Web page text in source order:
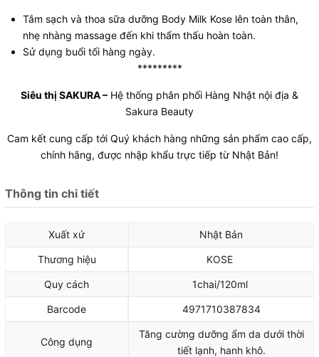
Tắm sạch và thoa sữa dưỡng Body Milk Kose lên toàn thân,
nhẹ nhàng massage đến khi thẩm thấu hoàn toàn.
Sử dụng buổi tối hàng ngày.
*********
Siêu thị SAKURA– Hệ thống phân phối Hàng Nhật nội địa &
Sakura Beauty
Cam kết cung cấp tới Quý khách hàng những sản phẩm cao cấp,
chính hãng, được nhập khẩu trực tiếp từ Nhật Bản!
Thông tin chi tiết
Xuất xứ Nhật Bản
Thương hiệu KOSE
Quy cách 1chai/120ml
Barcode 4971710387834
Công dụng
Tăng cường dưỡng ẩm da dưới thời
tiết lạnh, hanh khô.